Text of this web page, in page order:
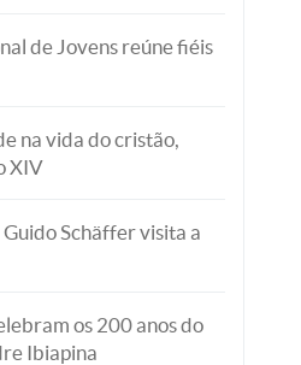
de Jovens reúne fiéis
na vida do cristão,
XIV
Schäffer visita a
os 200 anos do
Ibiapina